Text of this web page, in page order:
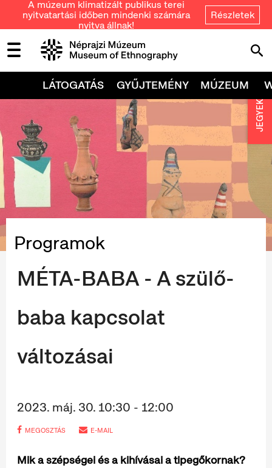
A múzeum klimatizált publikus terei
nyitvatartási időben mindenki számára
nyitva állnak!
Részletek
LÁTOGATÁS GYŰJTEMÉNY MÚZEUM
Programok
MÉTA-BABA - A szülő-
baba kapcsolat
változásai
2023. máj. 30. 10:30 - 12:00
MEGOSZTÁS E-MAIL
Mik a szépségei és a kihívásai a tipegőkornak?
JEGYEK